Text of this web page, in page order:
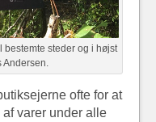
steder og i højst
ofte for at
varer under alle